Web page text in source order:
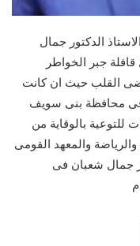
الدكتور جمال
جبر الخواطر
القلب حيث ان كانت
فى محافظة بنى سويف
بالوقاية من
والمعهد القومى
جمال شعبان فى